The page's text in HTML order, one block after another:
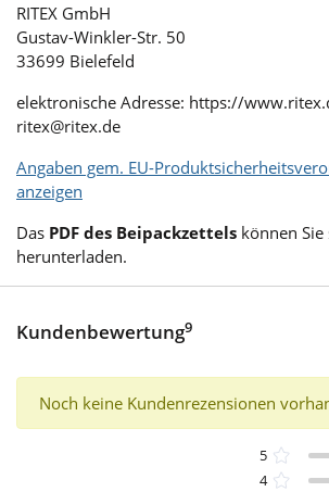
RITEX GmbH
Gustav-Winkler-Str. 50
33699 Bielefeld
elektronische Adresse: https://
ritex@ritex.de
Angaben gem. EU-
anzeigen
Das PDF des Beipackzettels können
herunterladen.
Kundenbewertung9
Noch keine Kundenrezensionen
5
4